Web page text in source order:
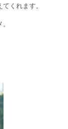
くれます。